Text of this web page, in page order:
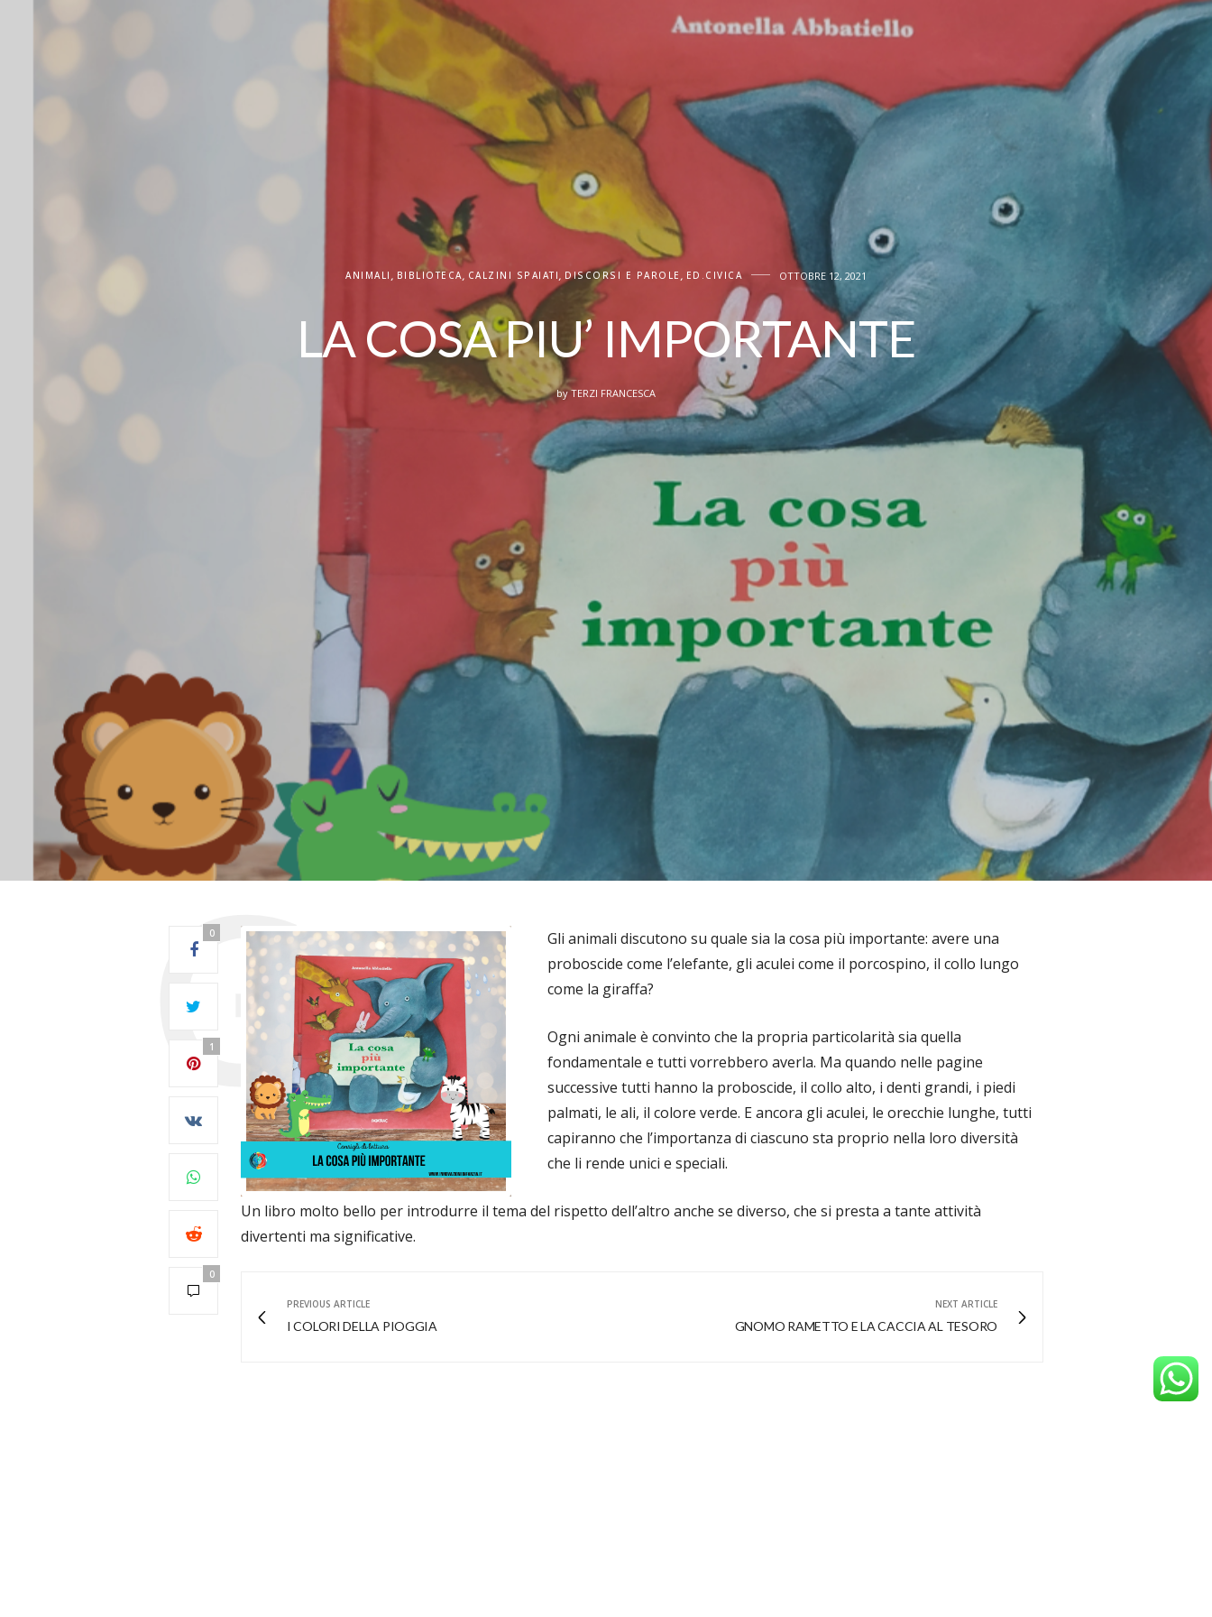
ANIMALI , BIBLIOTECA, CALZINI SPAIATI, DISCORSI E PAROLE , ED.CIVICA OTTOBRE 12, 2021
LA COSA PIU’ IMPORTANTE
by TERZI FRANCESCA
0
1
0
Gli animali discutono su quale sia la cosa più importante: avere una
proboscide come l’elefante, gli aculei come il porcospino, il collo lungo
come la giraffa?
Ogni animale è convinto che la propria particolarità sia quella
fondamentale e tutti vorrebbero averla. Ma quando nelle pagine
successive tutti hanno la proboscide, il collo alto, i denti grandi, i piedi
palmati, le ali, il colore verde. E ancora gli aculei, le orecchie lunghe, tutti
capiranno che l’importanza di ciascuno sta proprio nella loro diversità
che li rende unici e speciali.
Un libro molto bello per introdurre il tema del rispetto dell’altro anche se diverso, che si presta a tante attività
divertenti ma significative.
PREVIOUS ARTICLE
I COLORI DELLA PIOGGIA
NEXT ARTICLE
GNOMO RAMETTO E LA CACCIA AL TESORO